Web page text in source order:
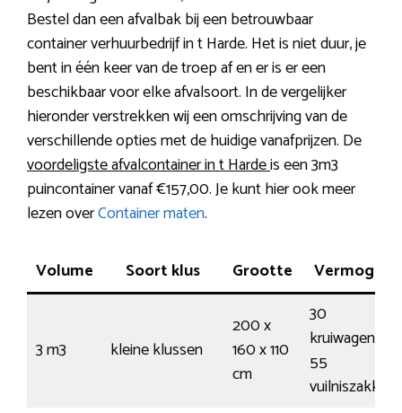
Bestel dan een afvalbak bij een betrouwbaar
container verhuurbedrijf in t Harde. Het is niet duur, je
bent in één keer van de troep af en er is er een
beschikbaar voor elke afvalsoort. In de vergelijker
hieronder verstrekken wij een omschrijving van de
verschillende opties met de huidige vanafprijzen. De
voordeligste afvalcontainer in t Hardeis een 3m3
puincontainer vanaf €157,00. Je kunt hier ook meer
lezen overContainer maten.
Volume Soort klus Grootte Vermogen
3 m3 kleine klussen
200 x
160 x 110
cm
30
kruiwagens /
55
vuilniszakken